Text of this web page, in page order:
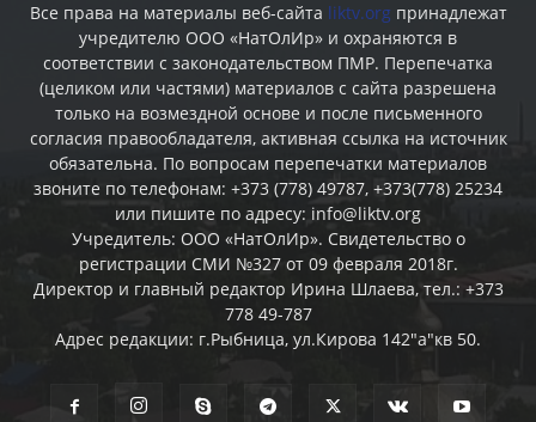
Все права на материалы веб-сайта liktv.org принадлежат
учредителю ООО «НатОлИр» и охраняются в
соответствии с законодательством ПМР. Перепечатка
(целиком или частями) материалов c сайта разрешена
только на возмездной основе и после письменного
согласия правообладателя, активная ссылка на источник
обязательна. По вопросам перепечатки материалов
звоните по телефонам: +373 (778) 49787, +373(778) 25234
или пишите по адресу: info@liktv.org
Учредитель: ООО «НатОлИр». Свидетельство о
регистрации СМИ №327 от 09 февраля 2018г.
Директор и главный редактор Ирина Шлаева, тел.: +373
778 49-787
Адрес редакции: г.Рыбница, ул.Кирова 142"а"кв 50.